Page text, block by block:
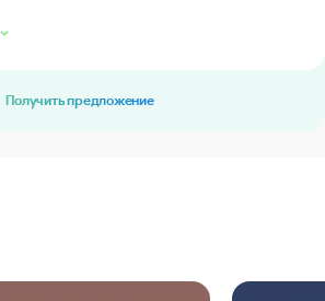
Получить предложение